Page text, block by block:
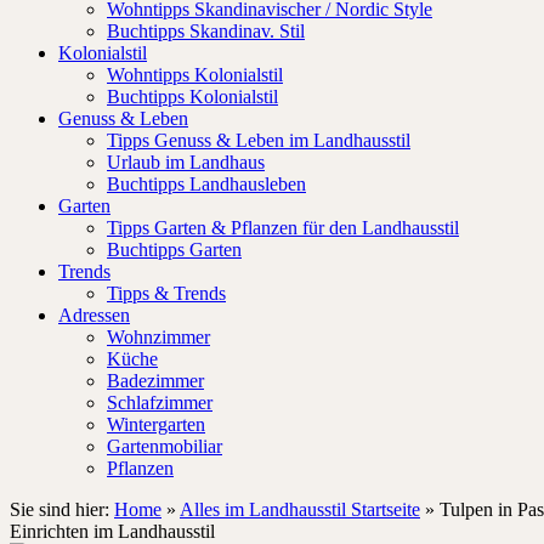
Wohntipps Skandinavischer / Nordic Style
Buchtipps Skandinav. Stil
Kolonialstil
Wohntipps Kolonialstil
Buchtipps Kolonialstil
Genuss & Leben
Tipps Genuss & Leben im Landhausstil
Urlaub im Landhaus
Buchtipps Landhausleben
Garten
Tipps Garten & Pflanzen für den Landhausstil
Buchtipps Garten
Trends
Tipps & Trends
Adressen
Wohnzimmer
Küche
Badezimmer
Schlafzimmer
Wintergarten
Gartenmobiliar
Pflanzen
Sie sind hier: Home » Alles im Landhausstil Startseite » Tulpen in
Einrichten im Landhausstil